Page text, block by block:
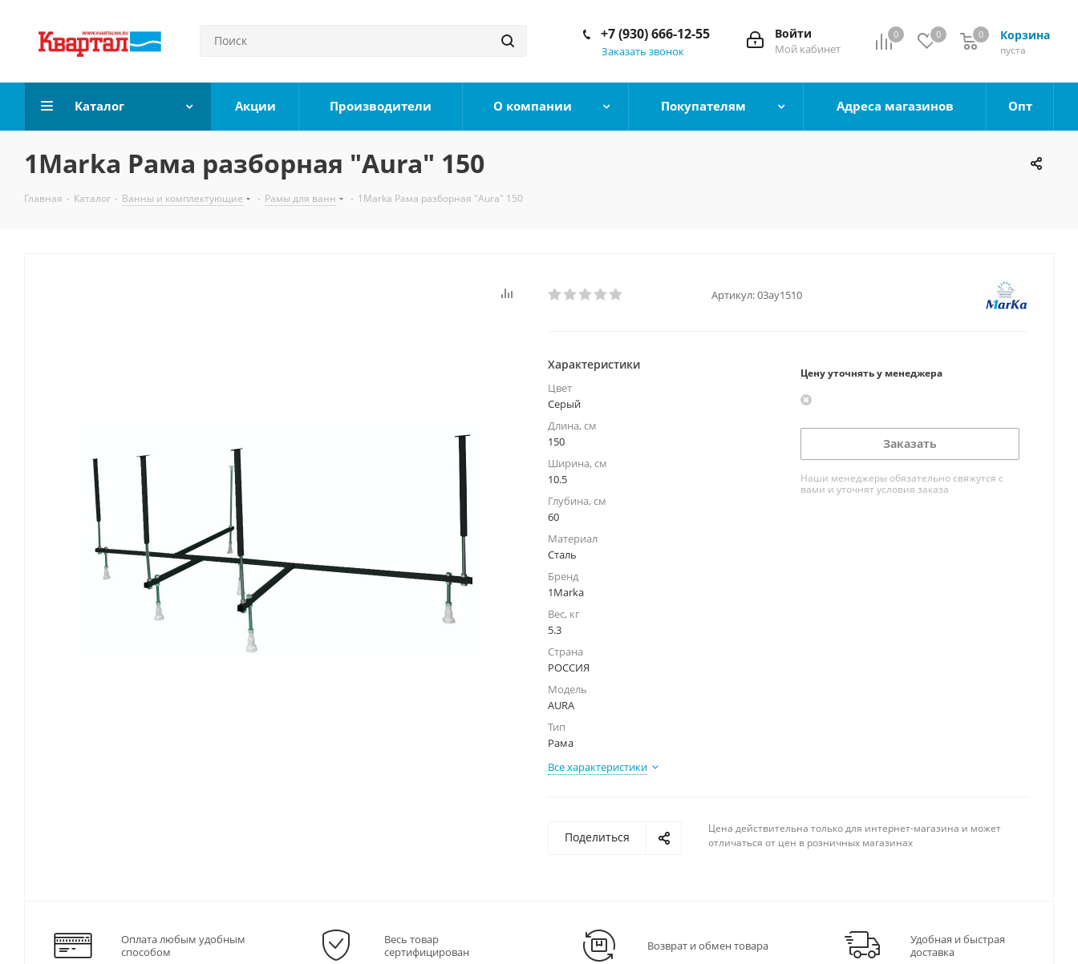
0 0 Корзина
0
пуста
0
Войти
Мой кабинет
+7 (930) 666-12-55
Заказать звонок
Каталог Акции Производители О компании Покупателям Адреса магазинов Опт
1Marka Рама разборная "Aura" 150
Главная - Каталог - Ванны и комплектующие - Рамы для ванн - 1Marka Рама разборная "Aura" 150
Артикул:03ау1510
Характеристики
Цвет
Серый
Длина, см
150
Ширина, см
10.5
Глубина, см
60
Материал
Сталь
Бренд
1Marka
Вес, кг
5.3
Страна
РОССИЯ
Модель
AURA
Тип
Рама
Все характеристики
Цену уточнять у менеджера
Заказать
Наши менеджеры обязательно свяжутся с
вами и уточнят условия заказа
Поделиться
Цена действительна только для интернет-магазина и может
отличаться от цен в розничных магазинах
Оплата любым удобным
способом
Весь товар
сертифицирован
Возврат и обмен товара
Удобная и быстрая
доставка